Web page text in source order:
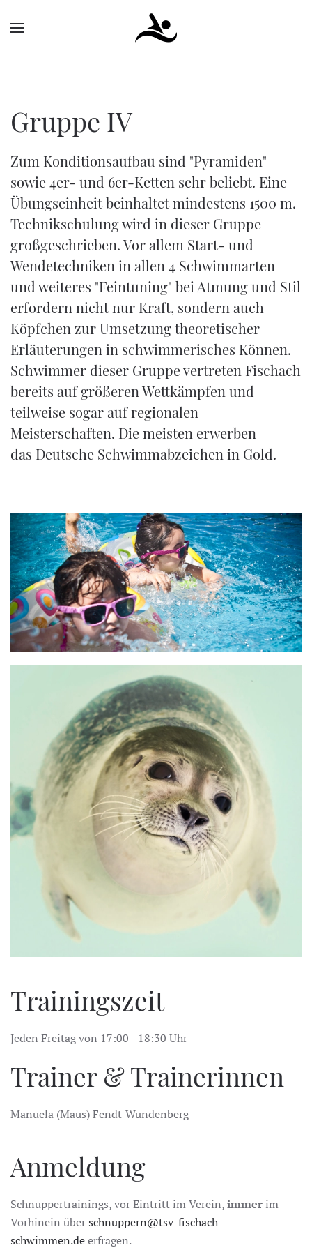
Gruppe IV
Zum Konditionsaufbau sind "Pyramiden"
sowie 4er- und 6er-Ketten sehr beliebt. Eine
Übungseinheit beinhaltet mindestens 1500 m.
Technikschulung wird in dieser Gruppe
großgeschrieben. Vor allem Start- und
Wendetechniken in allen 4 Schwimmarten
und weiteres "Feintuning" bei Atmung und Stil
erfordern nicht nur Kraft, sondern auch
Köpfchen zur Umsetzung theoretischer
Erläuterungen in schwimmerisches Können.
Schwimmer dieser Gruppe vertreten Fischach
bereits auf größeren Wettkämpfen und
teilweise sogar auf regionalen
Meisterschaften. Die meisten erwerben
das Deutsche Schwimmabzeichen in Gold.
Trainingszeit
Jeden Freitag von 17:00 - 18:30 Uhr
Trainer & Trainerinnen
Manuela (Maus) Fendt-Wundenberg
Anmeldung
Schnuppertrainings, vor Eintritt im Verein,immerim
Vorhinein überschnuppern@tsv-fischach-
schwimmen.deerfragen.